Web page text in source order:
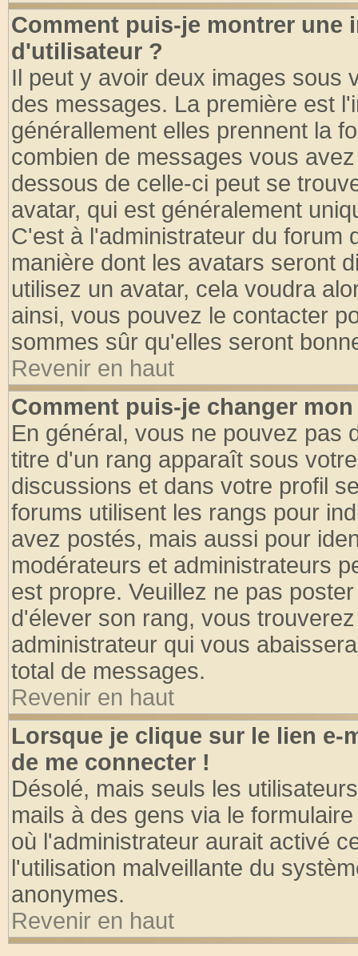
Comment puis-je montrer une
d'utilisateur ?
Il peut y avoir deux images sous
des messages. La première est
générallement elles prennent la
combien de messages vous
dessous de celle-ci peut se
avatar, qui est généralement
C'est à l'administrateur du forum
manière dont les avatars seront
utilisez un avatar, cela voudra
ainsi, vous pouvez le contacter
sommes sûr qu'elles seront
Revenir en haut
Comment puis-je changer
En général, vous ne pouvez pas
titre d'un rang apparaît sous
discussions et dans votre profil
forums utilisent les rangs pour
avez postés, mais aussi pour
modérateurs et administrateurs
est propre. Veuillez ne pas
d'élever son rang, vous
administrateur qui vous
total de messages.
Revenir en haut
Lorsque je clique sur le lien e-
de me connecter !
Désolé, mais seuls les
mails à des gens via le
où l'administrateur aurait activé
l'utilisation malveillante du
anonymes.
Revenir en haut